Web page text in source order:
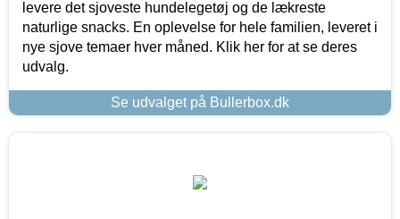
levere det sjoveste hundelegetøj og de lækreste
naturlige snacks. En oplevelse for hele familien, leveret i
nye sjove temaer hver måned. Klik her for at se deres
udvalg.
Se udvalget på Bullerbox.dk